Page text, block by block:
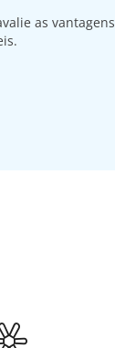
as vantagens